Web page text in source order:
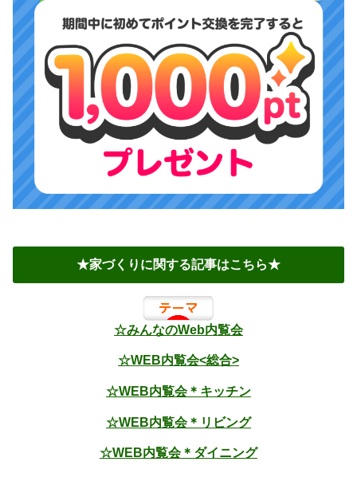
★家づくりに関する記事はこちら★
☆みんなのWeb内覧会
☆WEB内覧会<総合>
☆WEB内覧会＊キッチン
☆WEB内覧会＊リビング
☆WEB内覧会＊ダイニング